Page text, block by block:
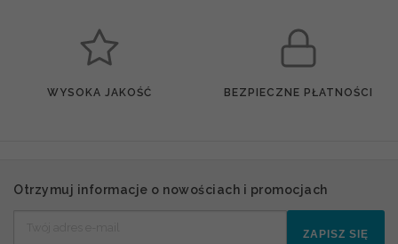
WYSOKA JAKOŚĆ BEZPIECZNE PŁATNOŚCI
Otrzymuj informacje o nowościach i promocjach
ZAPISZ SIĘ